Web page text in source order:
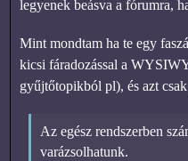
legyenek beásva a fórumra,
Mint mondtam ha te egy
kicsi fáradozással a
gyűjtőtopikból pl), és azt
Az egész rendszerben
varázsolhatunk.